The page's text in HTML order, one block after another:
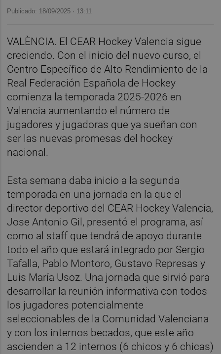
Publicado: 18/09/2025 · 13:11
VALÈNCIA. El CEAR Hockey Valencia sigue
creciendo. Con el inicio del nuevo curso, el
Centro Específico de Alto Rendimiento de la
Real Federación Española de Hockey
comienza la temporada 2025-2026 en
Valencia aumentando el número de
jugadores y jugadoras que ya sueñan con
ser las nuevas promesas del hockey
nacional.
Esta semana daba inicio a la segunda
temporada en una jornada en la que el
director deportivo del CEAR Hockey Valencia,
Jose Antonio Gil, presentó el programa, así
como al staff que tendrá de apoyo durante
todo el año que estará integrado por Sergio
Tafalla, Pablo Montoro, Gustavo Represas y
Luis María Usoz. Una jornada que sirvió para
desarrollar la reunión informativa con todos
los jugadores potencialmente
seleccionables de la Comunidad Valenciana
y con los internos becados, que este año
ascienden a 12 internos (6 chicos y 6 chicas)